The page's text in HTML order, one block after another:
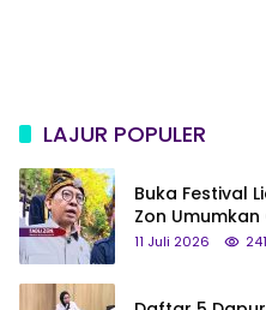
LAJUR POPULER
Buka Festival
Zon
Status Jadi
11 Juli 2026